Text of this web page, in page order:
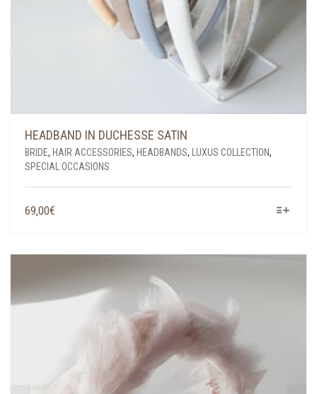
HEADBAND IN DUCHESSE SATIN
BRIDE, HAIR ACCESSORIES, HEADBANDS, LUXUS COLLECTION,
SPECIAL OCCASIONS
69,00€
MULTIPLE
OPTIONS